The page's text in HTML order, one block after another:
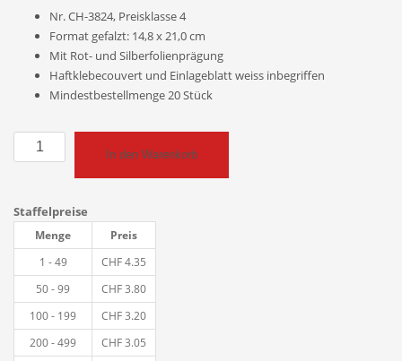
Nr. CH-3824, Preisklasse 4
Format gefalzt: 14,8 x 21,0 cm
Mit Rot- und Silberfolienprägung
Haftklebecouvert und Einlageblatt weiss inbegriffen
Mindestbestellmenge 20 Stück
Weihnachtskarte
«Hängender
Weihnachtsmann»
In den Warenkorb
Staffelpreise
Menge
Preis
1 - 49
CHF4.35
50 - 99
CHF3.80
100 - 199
CHF3.20
200 - 499
CHF3.05